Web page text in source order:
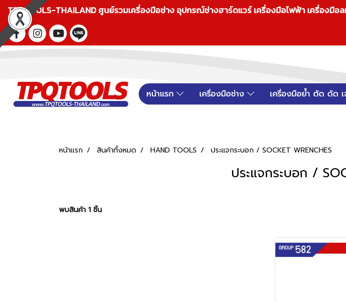
TPQTOOLS-THAILAND ศูนย์รวมเครื่องมือช่าง อุปกรณ์ช่างฮาร์ดแวร์ เครื่องมือไฟฟ้า เครื่อง
หน้าแรก เครื่องมือช่าง เครื่องมือย้ำ ตัด ดัด เ
หน้าแรก สินค้าทั้งหมด HAND TOOLS ประแจกระบอก / SOCKET WRENCHES
ประแจกระบอก /
พบสินค้า 1 ชิ้น